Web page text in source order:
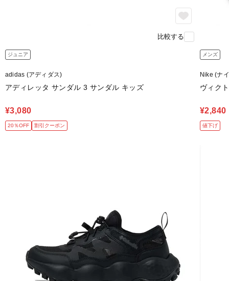
比較する
ジュニア
adidas (アディダス)
アディレッタ サンダル 3 サンダル キッズ
¥3,080
20％OFF 割引クーポン
メンズ
Nike (ナ
ヴィク
¥2,840
値下げ